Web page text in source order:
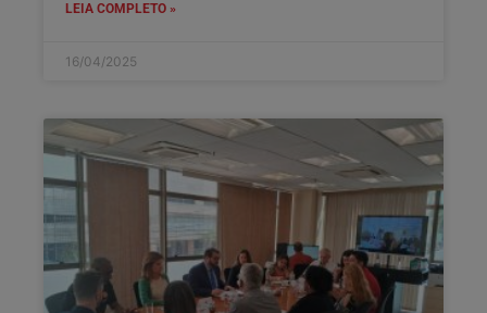
LEIA COMPLETO »
16/04/2025